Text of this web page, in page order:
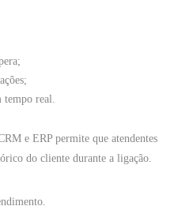
tempo real.
e ERP permite que atendentes
do cliente durante a ligação.